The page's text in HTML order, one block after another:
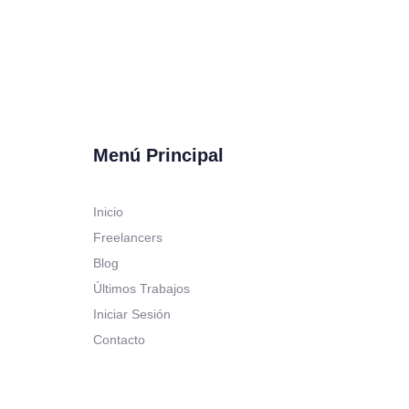
Menú Principal
Inicio
Freelancers
Blog
Últimos Trabajos
Iniciar Sesión
Contacto